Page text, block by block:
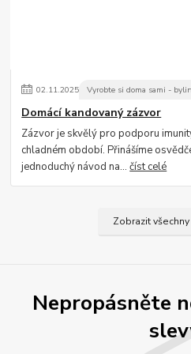
02.11.2025 Vyrobte si doma sami -
Domácí kandovaný zázvor
Zázvor je skvělý pro podporu
chladném období. Přinášíme
jednoduchý návod na...číst celé
Zobrazit
Nepropásněte